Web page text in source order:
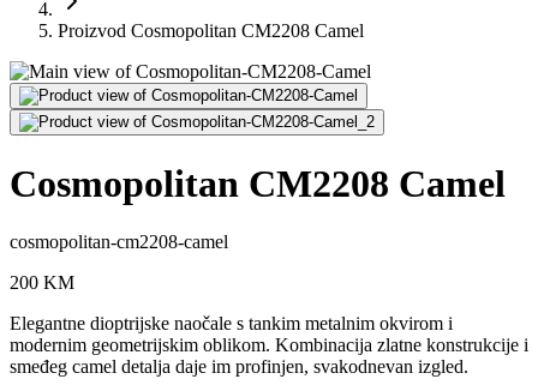
Proizvod Cosmopolitan CM2208 Camel
Cosmopolitan CM2208 Camel
cosmopolitan-cm2208-camel
200 KM
Elegantne dioptrijske naočale s tankim metalnim okvirom i
modernim geometrijskim oblikom. Kombinacija zlatne konstrukcije i
smeđeg camel detalja daje im profinjen, svakodnevan izgled.